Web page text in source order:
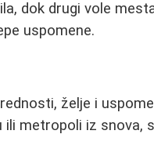
dok drugi vole
uspomene.
želje i
metropoli iz snova,